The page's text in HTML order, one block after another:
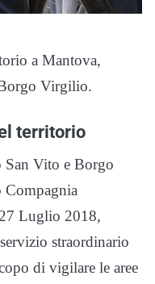
a Mantova,
Virgilio.
territorio
Vito e Borgo
Luglio 2018,
straordinario
di vigilare le aree